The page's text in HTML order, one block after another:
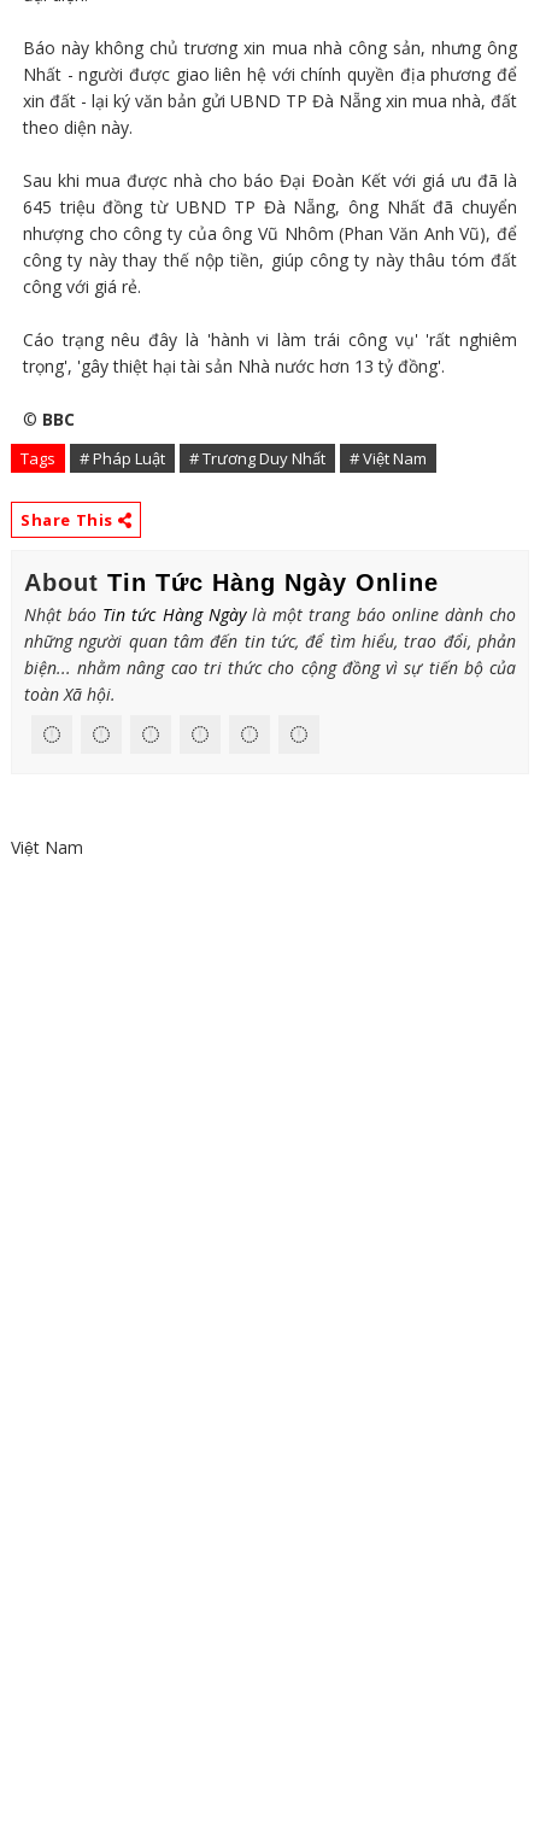
Báo này không chủ trương xin mua nhà công sản, nhưng ông
Nhất - người được giao liên hệ với chính quyền địa phương để
xin đất - lại ký văn bản gửi UBND TP Đà Nẵng xin mua nhà, đất
theo diện này.
Sau khi mua được nhà cho báo Đại Đoàn Kết với giá ưu đã là
645 triệu đồng từ UBND TP Đà Nẵng, ông Nhất đã chuyển
nhượng cho công ty của ông Vũ Nhôm (Phan Văn Anh Vũ), để
công ty này thay thế nộp tiền, giúp công ty này thâu tóm đất
công với giá rẻ.
Cáo trạng nêu đây là 'hành vi làm trái công vụ' 'rất nghiêm
trọng', 'gây thiệt hại tài sản Nhà nước hơn 13 tỷ đồng'.
© BBC
Tags # Pháp Luật # Trương Duy Nhất # Việt Nam
Share This
About Tin Tức Hàng Ngày Online
Nhật báo Tin tức Hàng Ngàylà một trang báo online dành cho
những người quan tâm đến tin tức, để tìm hiểu, trao đổi, phản
biện... nhằm nâng cao tri thức cho cộng đồng vì sự tiến bộ của
toàn Xã hội.
Việt Nam